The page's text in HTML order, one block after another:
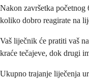
Nakon završetka
koliko dobro reagirate na
Vaš liječnik će pratiti vaš
kraće tečajeve, dok drugi
Ukupno trajanje liječenja